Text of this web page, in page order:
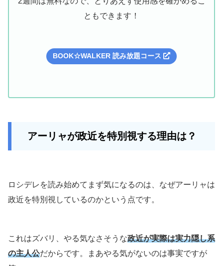
ともできます！
BOOK☆WALKER 読み放題コース
アーリャが政近を特別視する理由は？
ロシデレを読み始めてまず気になるのは、なぜアーリャは
政近を特別視しているのかという点です。
これはズバリ、やる気なさそうな政近が実際は実力隠し系
の主人公だからです。まあやる気がないのは事実ですが